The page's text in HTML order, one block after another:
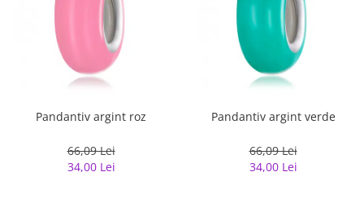
Pandantiv argint roz
66,09 Lei
34,00 Lei
Pandantiv argint verde
66,09 Lei
34,00 Lei